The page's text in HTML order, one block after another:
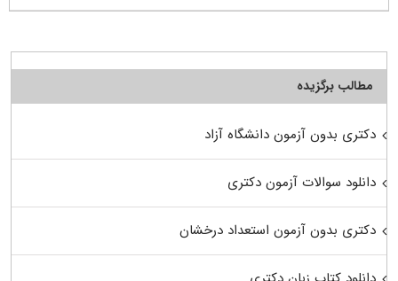
مطالب برگزیده
دکتری بدون آزمون دانشگاه آزاد
دانلود سوالات آزمون دکتری
دکتری بدون آزمون استعداد درخشان